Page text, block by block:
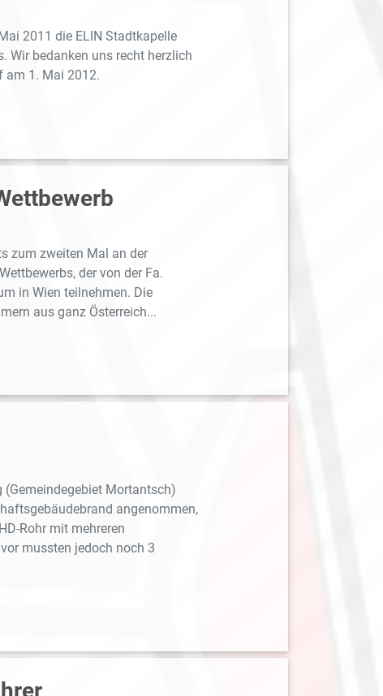
2011 die ELIN Stadtkapelle
Wir bedanken uns recht herzlich
am 1. Mai 2012.
zum zweiten Mal an der
der von der Fa.
in Wien teilnehmen. Die
aus ganz Österreich...
Mortantsch)
angenommen,
Rohr mit mehreren
mussten jedoch noch 3